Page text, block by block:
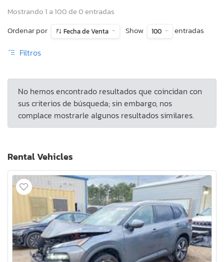
Mostrando 1 a 100 de 0 entradas
Ordenar por
Fecha de Venta Show 100 entradas
Filtros
No hemos encontrado resultados que coincidan con
sus criterios de búsqueda; sin embargo, nos
complace mostrarle algunos resultados similares.
Rental Vehicles